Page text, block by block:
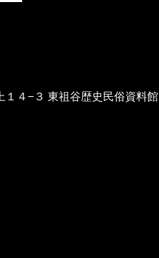
４−３ 東祖谷歴史民俗資料館